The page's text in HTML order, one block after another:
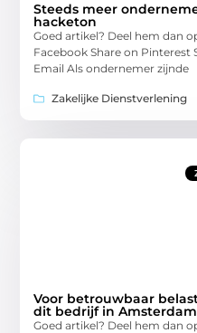
Steeds meer
hacketon
Goed artikel? Deel hem dan
Facebook Share on Pinterest
Email Als ondernemer zijnde
Zakelijke Dienstverlening
Voor betrouwbaar
dit bedrijf in Amsterdam
Goed artikel? Deel hem dan